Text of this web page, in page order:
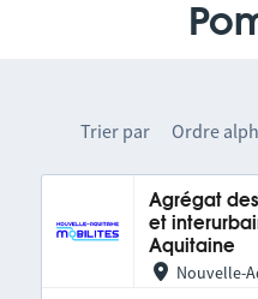
Trier par Ordre
Agrégat
et
Aquitaine
Nouvelle-